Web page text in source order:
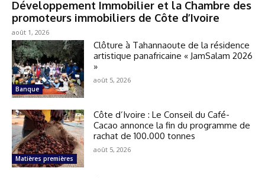
Développement Immobilier et la Chambre des
promoteurs immobiliers de Côte d’Ivoire
août 1, 2026
Banque
Clôture à Tahannaoute de la résidence
artistique panafricaine « JamSalam 2026
»
août 5, 2026
Matières premières
Côte d’Ivoire : Le Conseil du Café-
Cacao annonce la fin du programme de
rachat de 100.000 tonnes
août 5, 2026